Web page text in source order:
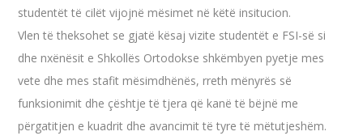
studentët të cilët vijojnë mësimet në këtë insitucion.
Vlen të theksohet se gjatë kësaj vizite studentët e FSI-së si
dhe nxënësit e Shkollës Ortodokse shkëmbyen pyetje mes
vete dhe mes stafit mësimdhënës, rreth mënyrës së
funksionimit dhe çështje të tjera që kanë të bëjnë me
përgatitjen e kuadrit dhe avancimit të tyre të mëtutjeshëm.